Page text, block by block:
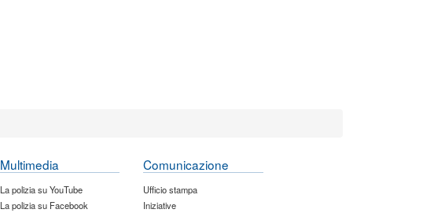
Multimedia
La polizia su YouTube
La polizia su Facebook
Comunicazione
Ufficio stampa
Iniziative